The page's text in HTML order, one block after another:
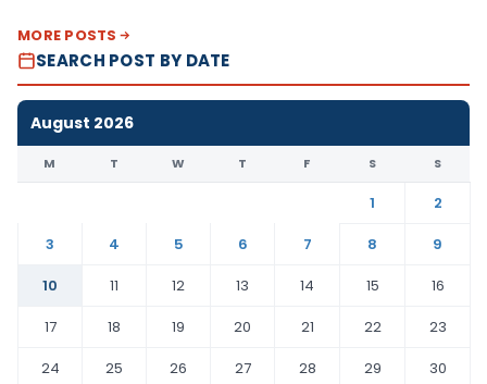
MORE POSTS
SEARCH POST BY DATE
August 2026
M T W T F S S
1
2
3
4 5 6 7 8
9
10
11 12 13 14 15
16
17
18 19 20 21 22
23
24
25 26 27 28 29
30